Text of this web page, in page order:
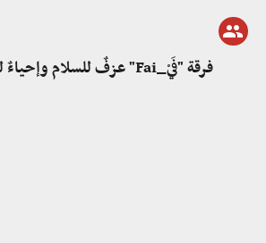
فرقة "فَيْ_Fai" عزفٌ للسلام وإحياءٌ للتراث السوري